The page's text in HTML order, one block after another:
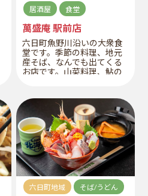
居酒屋
食堂
萬盛庵 駅前店
六日町魚野川沿いの大衆食
堂です。季節の料理、地元
産そば、なんでも出てくる
お店です。山菜料理、鮎の
る。
六日町地域
そば/うどん